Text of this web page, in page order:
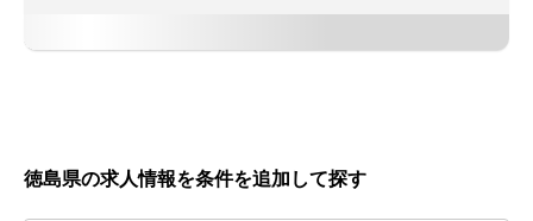
徳島県の求人情報を条件を追加して探す